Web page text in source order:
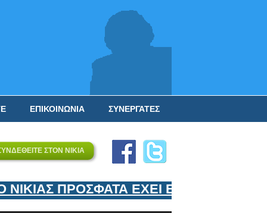
ΣΥΝΕΡΓΑΤΕΣ
ΕΠΙΚΟΙΝΩΝΙΑ
ΣΤΟΝ ΝΙΚΙΑ
ΠΡΟΣΦΑΤΑ ΕΧΕΙ ΕΝΤΑΞΕΙ ΣΤΟΝ